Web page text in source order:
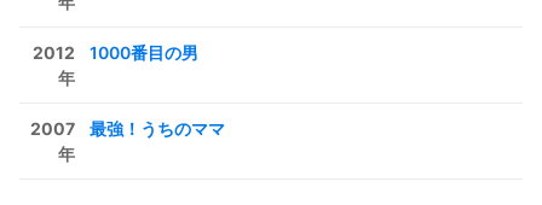
2012
年
1000番目の男
2007
年
最強！うちのママ